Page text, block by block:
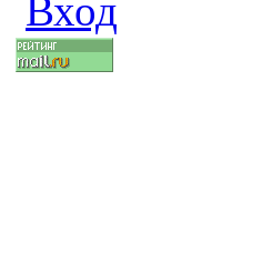
Вход